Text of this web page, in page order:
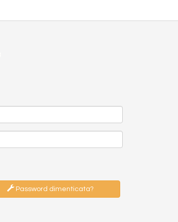
Password dimenticata?